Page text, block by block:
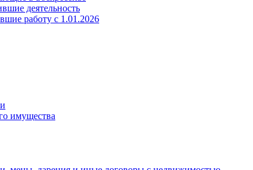
деятельность
работу с 1.01.2026
имущества